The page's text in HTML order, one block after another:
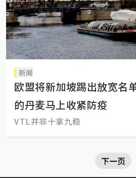
新闻
欧盟将新加坡踢出放宽
的丹麦马上收紧防疫
VTL并非十拿九稳
下一页